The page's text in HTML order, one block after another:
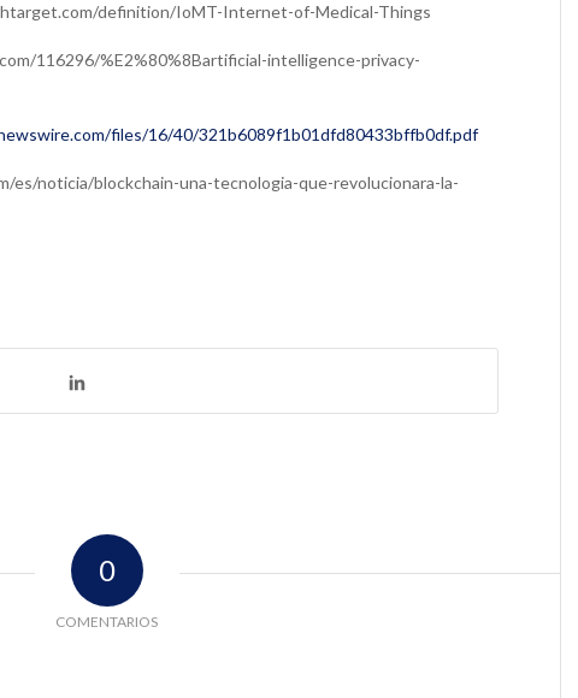
definition/IoMT-Internet-of-Medical-Things
116296/%E2%80%8Bartificial-intelligence-privacy-
files/16/40/321b6089f1b01dfd80433bffb0df.pdf
es/noticia/blockchain-una-tecnologia-que-revolucionara-la-
0
COMENTARIOS